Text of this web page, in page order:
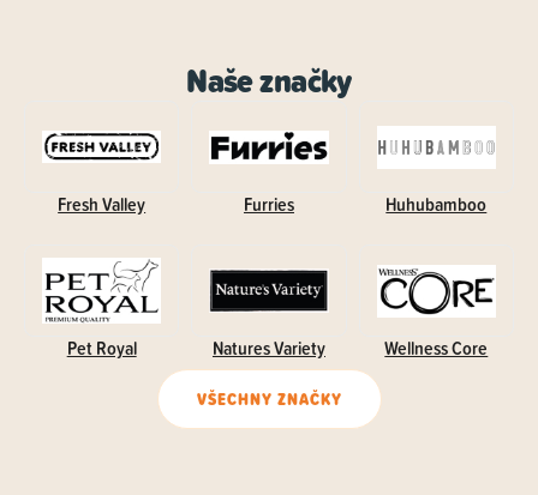
Naše značky
Fresh Valley Furries Huhubamboo
Pet Royal Natures Variety Wellness Core
VŠECHNY ZNAČKY